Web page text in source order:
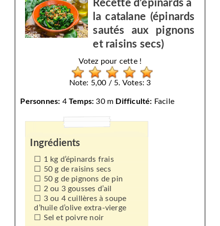
Recette d’épinards à
la catalane (épinards
sautés aux pignons
et raisins secs)
Votez pour cette !
Note: 5,00 / 5. Votes: 3
Personnes: 4 Temps: 30 m Difficulté: Facile
Ingrédients
1 kg d’épinards frais
50 g de raisins secs
50 g de pignons de pin
2 ou 3 gousses d’ail
3 ou 4 cuillères à soupe
d’huile d’olive extra-vierge
Sel et poivre noir